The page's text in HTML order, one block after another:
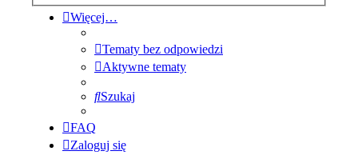
Więcej…
Tematy bez odpowiedzi
Aktywne tematy
Szukaj
FAQ
Zaloguj się